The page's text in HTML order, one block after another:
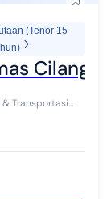
(Tenor 15
& Transportasi